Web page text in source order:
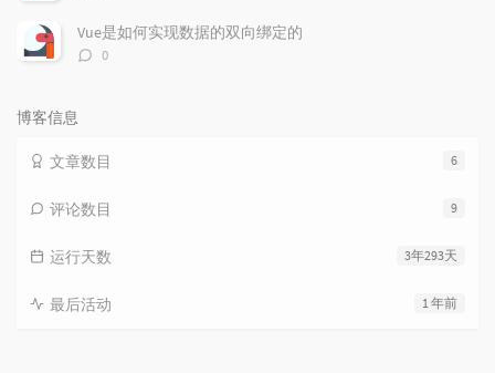
数：
Vue是如何实现数据的双向绑定的
评
0
博客信息
6
文章数目
9
评论数目
3年293天
运行天数
1 年前
最后活动